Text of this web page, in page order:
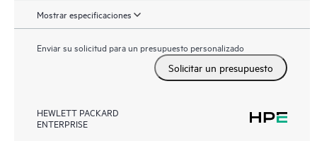
Mostrar especificaciones
Enviar su solicitud para un presupuesto personalizado
Solicitar un presupuesto
HEWLETT PACKARD
ENTERPRISE